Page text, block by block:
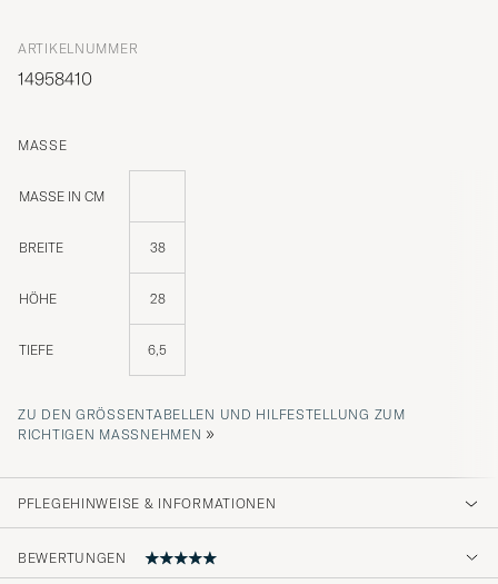
ARTIKELNUMMER
14958410
MASSE
MASSE IN CM
BREITE 38
HÖHE 28
TIEFE 6,5
ZU DEN GRÖSSENTABELLEN UND HILFESTELLUNG ZUM R
ICHTIGEN MASSNEHMEN
»
PFLEGEHINWEISE & INFORMATIONEN
BEWERTUNGEN